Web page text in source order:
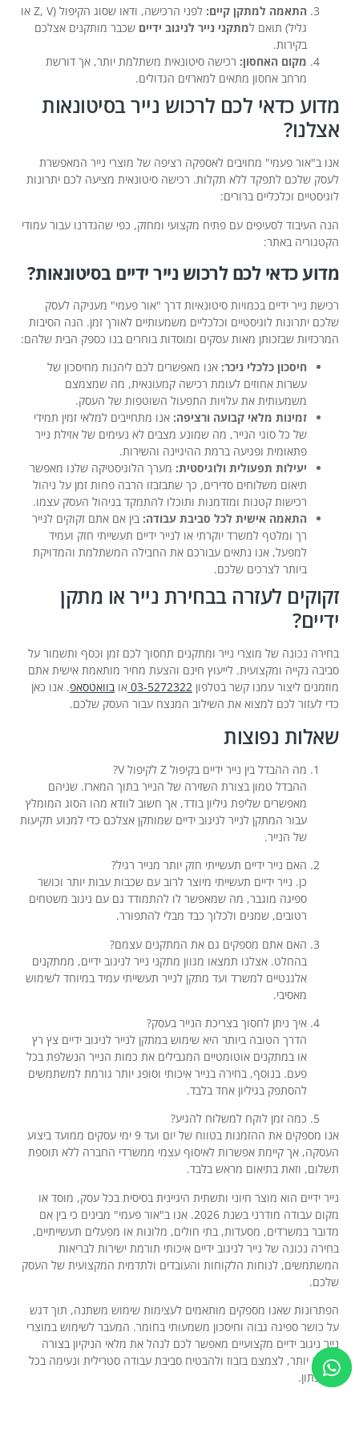
התאמה למתקן קיים:
לפני הרכישה, ודאו שסוג הקיפול (Z, V או
גליל) תואם למתקני נייר לניגוב ידיים שכבר מותקנים אצלכם
בקירות.
מקום האחסון: רכישה סיטונאית משתלמת יותר, אך דורשת
מרחב אחסון מתאים למארזים הגדולים.
מדוע כדאי לכם לרכוש נייר בסיטונאות
אצלנו?
אנו ב"אור פעמי" מחויבים לאספקה רציפה של מוצרי נייר המאפשרת
לעסק שלכם לתפקד ללא תקלות. רכישה סיטונאית מציעה לכם יתרונות
לוגיסטיים וכלכליים ברורים:
הנה העיבוד לסעיפים עם פתיח מקצועי ומחזק, כפי שהגדרנו עבור עמודי
הקטגוריה באתר:
מדוע כדאי לכם לרכוש נייר ידיים בסיטונאות?
רכישת נייר ידיים בכמויות סיטונאיות דרך "אור פעמי" מעניקה לעסק
שלכם יתרונות לוגיסטיים וכלכליים משמעותיים לאורך זמן. הנה הסיבות
המרכזיות שבזכותן מאות עסקים ומוסדות בוחרים בנו כספק הבית שלהם:
חיסכון כלכלי ניכר: אנו מאפשרים לכם ליהנות מחיסכון של
עשרות אחוזים לעומת רכישה קמעונאית, מה שמצמצם
משמעותית את עלויות התפעול השוטפות של העסק.
זמינות מלאי קבועה ורציפה: אנו מתחייבים למלאי זמין תמידי
של כל סוגי הנייר, מה שמונע מצבים לא נעימים של אזילת נייר
פתאומית ופגיעה ברמת ההיגיינה והשירות.
יעילות תפעולית ולוגיסטית: מערך הלוגיסטיקה שלנו מאפשר
תיאום משלוחים סדירים, כך שתבזבזו הרבה פחות זמן על ניהול
רכישות קטנות ומזדמנות ותוכלו להתמקד בניהול העסק עצמו.
התאמה אישית לכל סביבת עבודה: בין אם אתם זקוקים לנייר
רך ומלטף למשרד יוקרתי או לנייר ידיים תעשייתי חזק ועמיד
למפעל, אנו נתאים עבורכם את החבילה המשתלמת והמדויקת
ביותר לצרכים שלכם.
זקוקים לעזרה בבחירת נייר או מתקן
ידיים?
בחירה נכונה של מוצרי נייר ומתקנים תחסוך לכם זמן וכסף ותשמור על
סביבה נקייה ומקצועית. לייעוץ חינם והצעת מחיר מותאמת אישית אתם
מוזמנים ליצור עמנו קשר בטלפון 03-5272322 או בוואטסאפ. אנו כאן
כדי לעזור לכם למצוא את השילוב המנצח עבור העסק שלכם.
שאלות נפוצות
מה ההבדל בין נייר ידיים בקיפול Z לקיפול V?
ההבדל טמון בצורת השזירה של הנייר בתוך המארז. שניהם
מאפשרים שליפת גיליון בודד, אך חשוב לוודא מהו הסוג המומלץ
עבור המתקן לנייר לניגוב ידיים שמותקן אצלכם כדי למנוע תקיעות
של הנייר.
האם נייר ידיים תעשייתי חזק יותר מנייר רגיל?
כן. נייר ידיים תעשייתי מיוצר לרוב עם שכבות עבות יותר וכושר
ספיגה מוגבר, מה שמאפשר לו להתמודד גם עם ניגוב משטחים
רטובים, שמנים ולכלוך כבד מבלי להתפורר.
האם אתם מספקים גם את המתקנים עצמם?
בהחלט. אצלנו תמצאו מגוון מתקני נייר לניגוב ידיים, ממתקנים
אלגנטיים למשרד ועד מתקן לנייר תעשייתי עמיד במיוחד לשימוש
מאסיבי.
איך ניתן לחסוך בצריכת הנייר בעסק?
הדרך הטובה ביותר היא שימוש במתקן לנייר לניגוב ידיים צץ רץ
או במתקנים אוטומטיים המגבילים את כמות הנייר הנשלפת בכל
פעם. בנוסף, בחירה בנייר איכותי וסופג יותר גורמת למשתמשים
להסתפק בגיליון אחד בלבד.
כמה זמן לוקח למשלוח להגיע?
אנו מספקים את ההזמנות בטווח של יום ועד 9 ימי עסקים ממועד ביצוע
העסקה, אך קיימת אפשרות לאיסוף עצמי ממשרדי החברה ללא תוספת
תשלום, וזאת בתיאום מראש בלבד.
נייר ידיים הוא מוצר חיוני ותשתית היגיינית בסיסית בכל עסק, מוסד או
מקום עבודה מודרני בשנת 2026. אנו ב"אור פעמי" מבינים כי בין אם
מדובר במשרדים, מסעדות, בתי חולים, מלונות או מפעלים תעשייתיים,
בחירה נכונה של נייר לניגוב ידיים איכותי תורמת ישירות לבריאות
המשתמשים, לנוחות הלקוחות והעובדים ולתדמית המקצועית של העסק
שלכם.
הפתרונות שאנו מספקים מותאמים לעצימות שימוש משתנה, תוך דגש
על כושר ספיגה גבוה וחיסכון משמעותי בחומר. המעבר לשימוש במוצרי
נייר ניגוב ידיים מקצועיים מאפשר לכם לנהל את מלאי הניקיון בצורה
חכמה יותר, לצמצם בזבוז ולהבטיח סביבת עבודה סטרילית ונעימה בכל
רגע נתון.